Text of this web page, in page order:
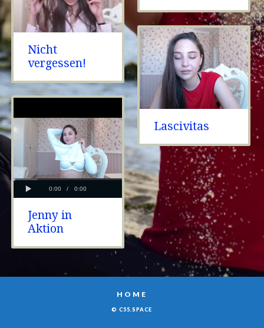
Nicht
vergessen!
Lascivitas
Jenny in
Aktion
HOME
© C55.SPACE